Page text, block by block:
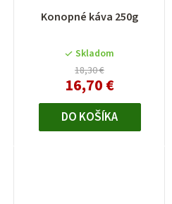
Konopné káva 250g
Skladom
18,30 €
16,70 €
DO KOŠÍKA